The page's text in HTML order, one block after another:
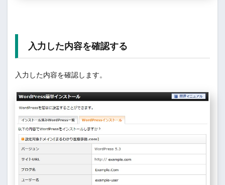
入力した内容を確認する
入力した内容を確認します。